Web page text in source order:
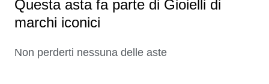
Questa asta fa parte di Gioielli di
marchi iconici
Non perderti nessuna delle aste